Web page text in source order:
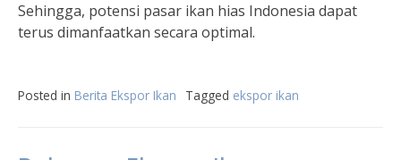
Sehingga, potensi pasar ikan hias Indonesia dapat
terus dimanfaatkan secara optimal.
Posted in Berita Ekspor Ikan Tagged ekspor ikan